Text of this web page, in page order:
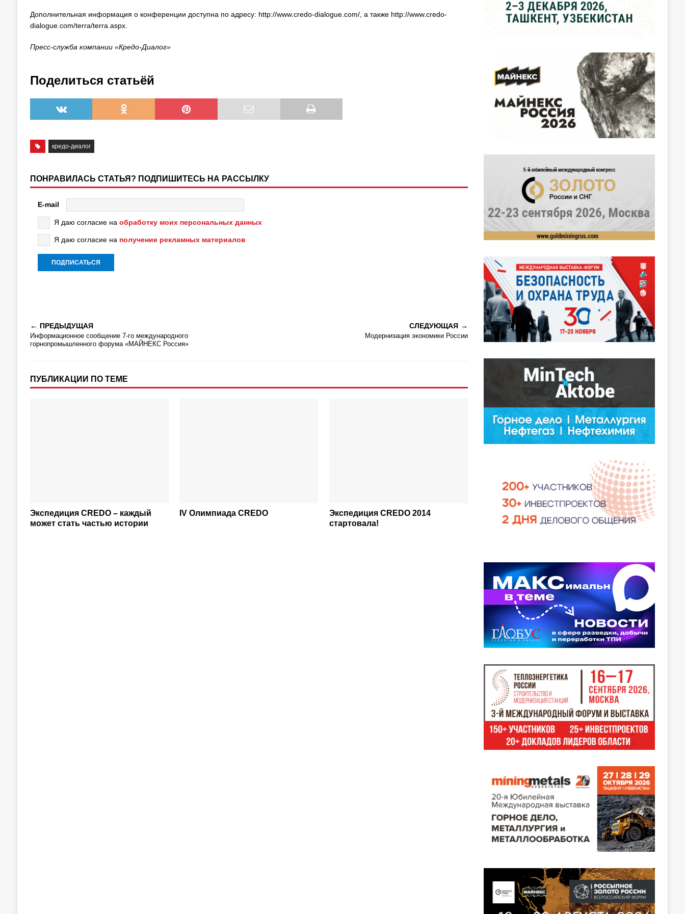
Дополнительная информация о конференции доступна по адресу: http://www.credo-dialogue.com/, а также http://www.credo-
dialogue.com/terra/terra.aspx.
Пресс-служба компании «Кредо-Диалог»
Поделиться статьёй
кредо-диалог
ПОНРАВИЛАСЬ СТАТЬЯ? ПОДПИШИТЕСЬ НА РАССЫЛКУ
E-mail
Я даю согласие на обработку моих персональных данных
Я даю согласие на получение рекламных материалов
ПРЕДЫДУЩАЯ
Информационное сообщение 7-го международного
горнопромышленного форума «МАЙНЕКС Россия»
СЛЕДУЮЩАЯ
Модернизация экономики России
ПУБЛИКАЦИИ ПО ТЕМЕ
Экспедиция CREDO – каждый
может стать частью истории
IV Олимпиада CREDO
Экспедиция CREDO 2014
стартовала!